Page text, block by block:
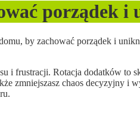
porządek
by zachować porządek i
i frustracji. Rotacja dodatków to
zmniejszasz chaos decyzyjny i